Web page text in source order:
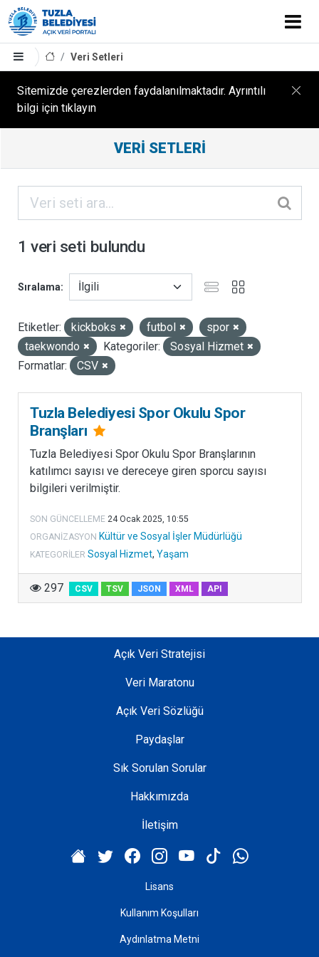
Veri Setleri
Sitemizde çerezlerden faydalanılmaktadır. Ayrıntılı
bilgi için tıklayın
Sonuçları
ORGANIZASYONLAR
KATEGORILER
ETIKETLER
LISANSLAR
VERI SETLERI
1 veri seti bulundu
Sıralama
Etiketler: kickboks futbol
spor
taekwondo
Kategoriler:
Sosyal Hizmet
Formatlar:
CSV
Tuzla Belediyesi Spor Okulu Spor
Branşları
Tuzla Belediyesi Spor Okulu Spor Branşlarının
katılımcı sayısı ve dereceye giren sporcu sayısı
bilgileri verilmiştir.
SON GÜNCELLEME 24 Ocak 2025, 10:55
ORGANIZASYON Kültür ve Sosyal İşler Müdürlüğü
KATEGORILER Sosyal Hizmet, Yaşam
297 CSV TSV JSON XML API
Açık Veri Stratejisi
Veri Maratonu
Açık Veri Sözlüğü
Paydaşlar
Sık Sorulan Sorular
Hakkımızda
İletişim
Lisans
Kullanım Koşulları
Aydınlatma Metni